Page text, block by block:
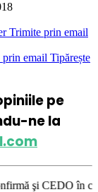
Trimite prin email
prin email Tipărește
pe
ne la